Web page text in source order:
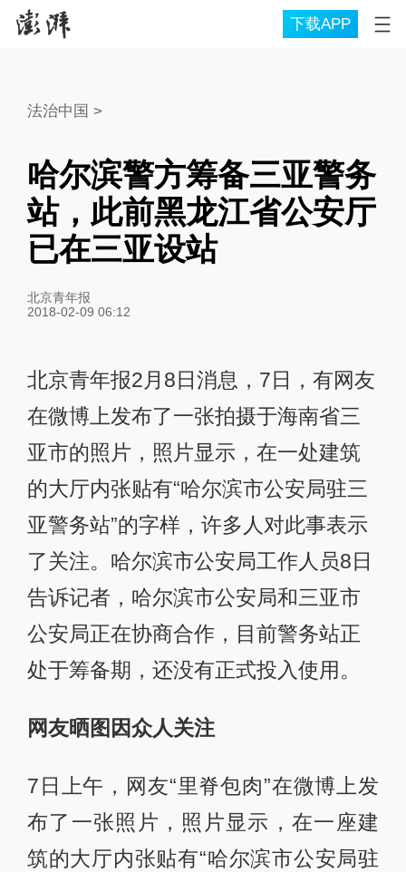
下载APP
法治中国 >
哈尔滨警方筹备三亚警务
站，此前黑龙江省公安厅
已在三亚设站
北京青年报
2018-02-09 06:12
北京青年报2月8日消息，7日，有网友
在微博上发布了一张拍摄于海南省三
亚市的照片，照片显示，在一处建筑
的大厅内张贴有“哈尔滨市公安局驻三
亚警务站”的字样，许多人对此事表示
了关注。哈尔滨市公安局工作人员8日
告诉记者，哈尔滨市公安局和三亚市
公安局正在协商合作，目前警务站正
处于筹备期，还没有正式投入使用。
网友晒图因众人关注
7日上午，网友“里脊包肉”在微博上发
布了一张照片，照片显示，在一座建
筑的大厅内张贴有“哈尔滨市公安局驻